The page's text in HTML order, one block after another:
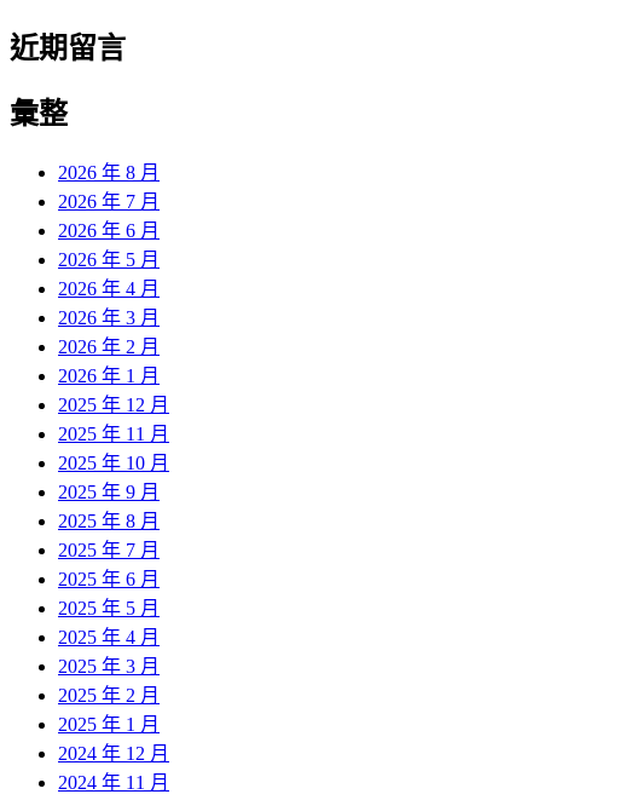
近期留言
彙整
2026 年 8 月
2026 年 7 月
2026 年 6 月
2026 年 5 月
2026 年 4 月
2026 年 3 月
2026 年 2 月
2026 年 1 月
2025 年 12 月
2025 年 11 月
2025 年 10 月
2025 年 9 月
2025 年 8 月
2025 年 7 月
2025 年 6 月
2025 年 5 月
2025 年 4 月
2025 年 3 月
2025 年 2 月
2025 年 1 月
2024 年 12 月
2024 年 11 月